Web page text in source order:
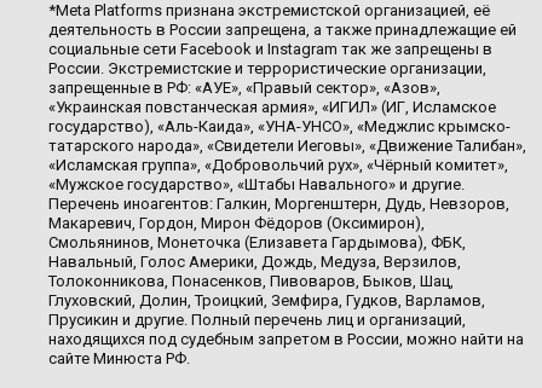
*Meta Platforms признана экстремистской организацией, её
деятельность в России запрещена, а также принадлежащие ей
социальные сети Facebook и Instagram так же запрещены в
России. Экстремистские и террористические организации,
запрещенные в РФ: «АУЕ», «Правый сектор», «Азов»,
«Украинская повстанческая армия», «ИГИЛ» (ИГ, Исламское
государство), «Аль-Каида», «УНА-УНСО», «Меджлис крымско-
татарского народа», «Свидетели Иеговы», «Движение Талибан»,
«Исламская группа», «Добровольчий рух», «Чёрный комитет»,
«Мужское государство», «Штабы Навального» и другие.
Перечень иноагентов: Галкин, Моргенштерн, Дудь, Невзоров,
Макаревич, Гордон, Мирон Фёдоров (Оксимирон),
Смольянинов, Монеточка (Елизавета Гардымова), ФБК,
Навальный, Голос Америки, Дождь, Медуза, Верзилов,
Толоконникова, Понасенков, Пивоваров, Быков, Шац,
Глуховский, Долин, Троицкий, Земфира, Гудков, Варламов,
Прусикин и другие. Полный перечень лиц и организаций,
находящихся под судебным запретом в России, можно найти на
сайте Минюста РФ.